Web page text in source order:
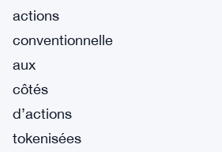
actions
conventionnelle
aux
côtés
d’actions
tokenisées